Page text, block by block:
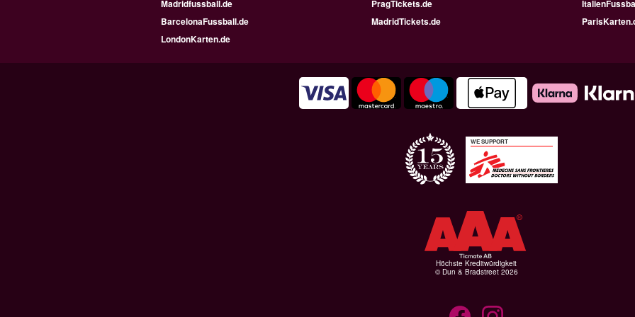
Madridfussball.de
PragTickets.de
BarcelonaFussball.de
MadridTickets.de
LondonKarten.de
WE SUPPORT
Höchste Kreditwürdigkeit
© Dun & Bradstreet 2026